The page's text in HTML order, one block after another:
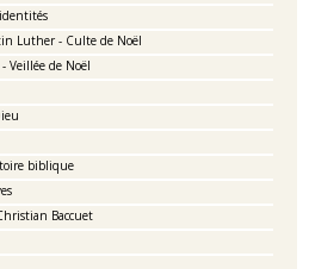
Luther - Culte de Noël
Veillée de Noël
biblique
Baccuet